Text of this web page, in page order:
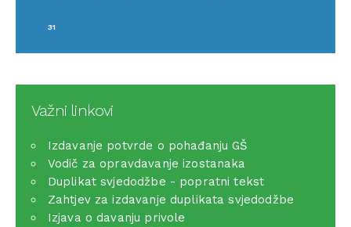
31
Važni linkovi
Izdavanje potvrde o pohađanju GŠ
Vodič za opravdavanje izostanaka
Duplikat svjedodžbe - popratni tekst
Zahtjev za izdavanje duplikata svjedodžbe
Izjava o davanju privole